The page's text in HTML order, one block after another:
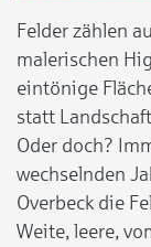
Felder zählen
malerischen
eintönige
statt
Oder doch?
wechselnden
Overbeck die
Weite, leere,